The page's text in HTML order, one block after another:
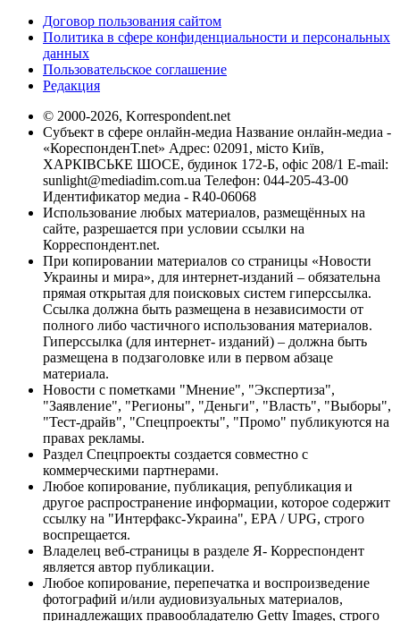
Договор пользования сайтом
Политика в сфере конфиденциальности и персональных
данных
Пользовательское соглашение
Редакция
© 2000-2026, Korrespondent.net
Субъект в сфере онлайн-медиа Название онлайн-медиа -
«КореспонденТ.net» Адрес: 02091, місто Київ,
ХАРКІВСЬКЕ ШОСЕ, будинок 172-Б, офіс 208/1 E-mail:
sunlight@mediadim.com.ua Телефон: 044-205-43-00
Идентификатор медиа - R40-06068
Использование любых материалов, размещённых на
сайте, разрешается при условии ссылки на
Корреспондент.net.
При копировании материалов со страницы «Новости
Украины и мира», для интернет-изданий – обязательна
прямая открытая для поисковых систем гиперссылка.
Ссылка должна быть размещена в независимости от
полного либо частичного использования материалов.
Гиперссылка (для интернет- изданий) – должна быть
размещена в подзаголовке или в первом абзаце
материала.
Новости с пометками "Мнение", "Экспертиза",
"Заявление", "Регионы", "Деньги", "Власть", "Выборы",
"Тест-драйв", "Спецпроекты", "Промо" публикуются на
правах рекламы.
Раздел Спецпроекты создается совместно с
коммерческими партнерами.
Любое копирование, публикация, републикация и
другое распространение информации, которое содержит
ссылку на "Интерфакс-Украина", EPA / UPG, строго
воспрещается.
Владелец веб-страницы в разделе Я- Корреспондент
является автор публикации.
Любое копирование, перепечатка и воспроизведение
фотографий и/или аудиовизуальных материалов,
принадлежащих правообладателю Getty Images, строго